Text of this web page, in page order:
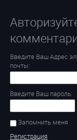
Введите Ваш Адрес
почты:
Введите Ваш пароль:
Запомнить меня
Регистрация